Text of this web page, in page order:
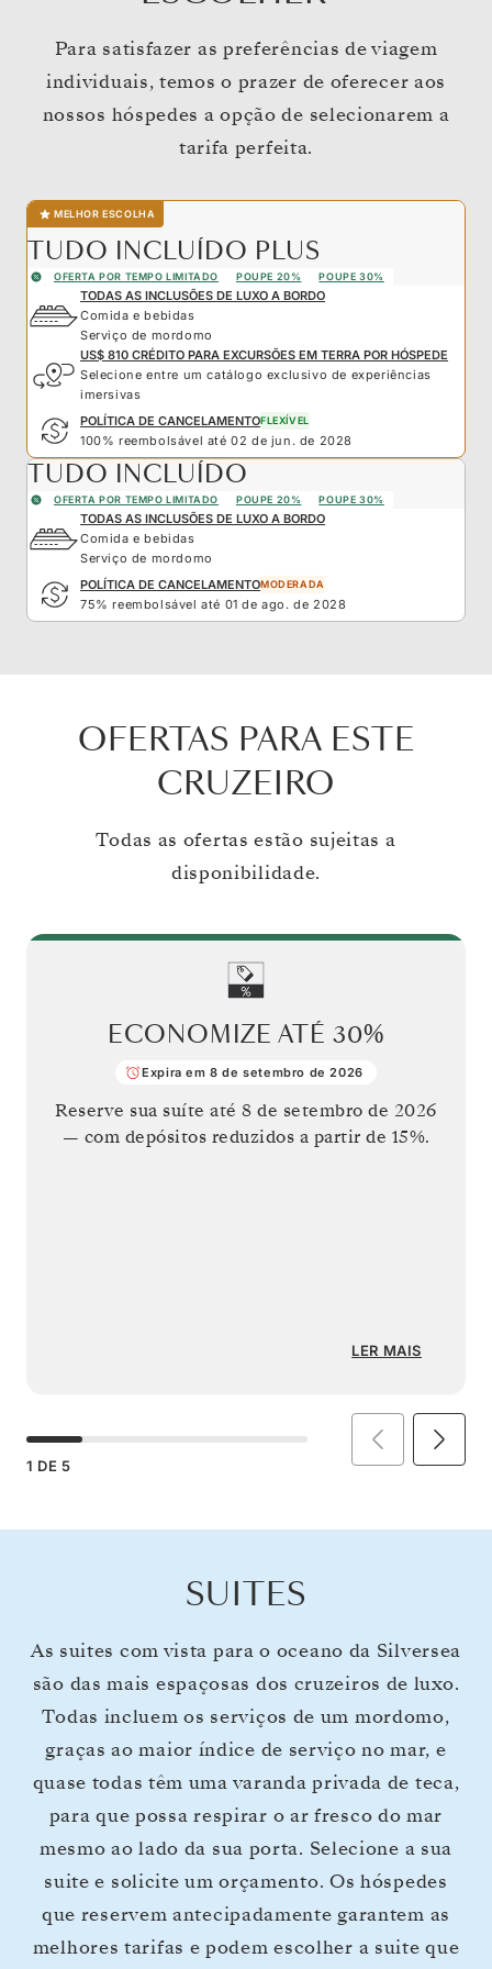
Para satisfazer as preferências de viagem
individuais, temos o prazer de oferecer aos
nossos hóspedes a opção de selecionarem a
tarifa perfeita.
MELHOR ESCOLHA
TUDO INCLUÍDO PLUS
OFERTA POR TEMPO LIMITADO POUPE 20% POUPE 30%
TODAS AS INCLUSÕES DE LUXO A BORDO
Comida e bebidas
Serviço de mordomo
US$ 810 CRÉDITO PARA EXCURSÕES EM TERRA POR HÓSPEDE
Selecione entre um catálogo exclusivo de experiências
imersivas
POLÍTICA DE CANCELAMENTOFLEXÍVEL
100% reembolsável até 02 de jun. de 2028
TUDO INCLUÍDO
OFERTA POR TEMPO LIMITADO POUPE 20% POUPE 30%
TODAS AS INCLUSÕES DE LUXO A BORDO
Comida e bebidas
Serviço de mordomo
POLÍTICA DE CANCELAMENTOMODERADA
75% reembolsável até 01 de ago. de 2028
OFERTAS PARA ESTE
CRUZEIRO
Todas as ofertas estão sujeitas a
disponibilidade.
ECONOMIZE ATÉ 30%
Expira em 8 de setembro de 2026
Reserve sua suíte até8 de setembro de 2026
— com depósitos reduzidos a partir de 15%.
LER MAIS
1 DE 5
SUITES
As suites com vista para o oceano da Silversea
são das mais espaçosas dos cruzeiros de luxo.
Todas incluem os serviços de um mordomo,
graças ao maior índice de serviço no mar, e
quase todas têm uma varanda privada de teca,
para que possa respirar o ar fresco do mar
mesmo ao lado da sua porta. Selecione a sua
suite e solicite um orçamento. Os hóspedes
que reservem antecipadamente garantem as
melhores tarifas e podem escolher a suite que